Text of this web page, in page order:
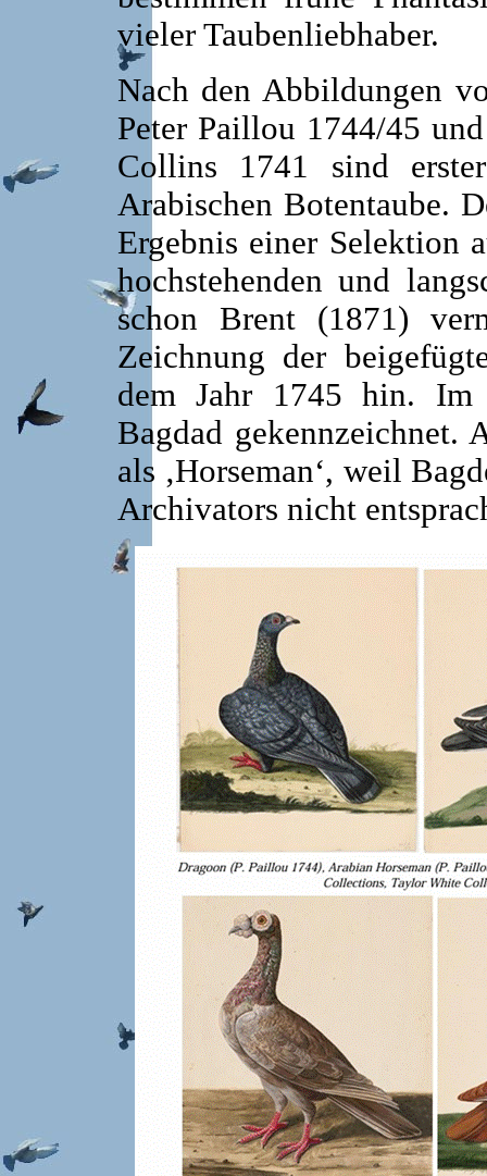
vieler Taubenliebhaber.
Nach den Abbildungen
Peter Paillou 1744/45
Collins 1741 sind
Arabischen Botentaube.
Ergebnis einer Selektion
hochstehenden und
schon Brent (1871)
Zeichnung der
dem Jahr 1745 hin.
Bagdad gekennzeichnet.
als ‚Horseman‘, weil
Archivators nicht